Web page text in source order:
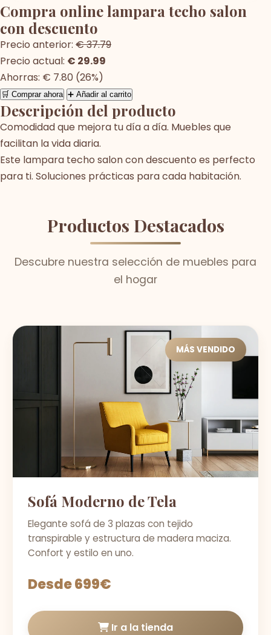
Compra online lampara techo salon
con descuento
Precio anterior: € 37.79
Precio actual: € 29.99
Ahorras: € 7.80 (26%)
🛒 Comprar ahora ➕ Añadir al carrito
Descripción del producto
Comodidad que mejora tu día a día. Muebles que
facilitan la vida diaria.
Este lampara techo salon con descuento es perfecto
para ti. Soluciones prácticas para cada habitación.
Productos Destacados
Descubre nuestra selección de muebles para
el hogar
MÁS VENDIDO
Sofá Moderno de Tela
Elegante sofá de 3 plazas con tejido
transpirable y estructura de madera maciza.
Confort y estilo en uno.
Desde 699€
Ir a la tienda